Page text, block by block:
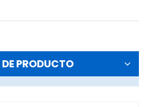
PRODUCTO